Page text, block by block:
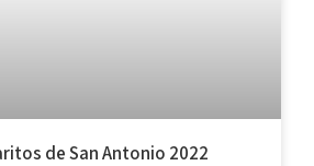
de San Antonio 2022